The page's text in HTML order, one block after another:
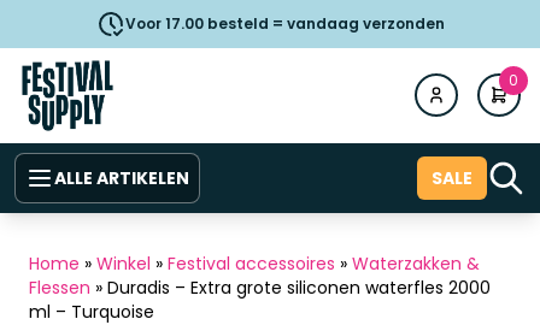
Voor 17.00 besteld = vandaag verzonden
0
ALLE ARTIKELEN SALE
Home » Winkel » Festival accessoires » Waterzakken &
Flessen » Duradis – Extra grote siliconen waterfles 2000
ml – Turquoise